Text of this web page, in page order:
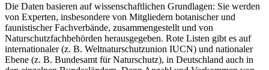
Die Daten basieren auf wissenschaftlichen Grundlagen: Sie werden
von Experten, insbesondere von Mitgliedern botanischer und
faunistischer Fachverbände, zusammengestellt und von
Naturschutzfachbehörden herausgegeben. Rote Listen gibt es auf
internationaler (z. B. Weltnaturschutzunion IUCN) und nationaler
Ebene (z. B. Bundesamt für Naturschutz), in Deutschland auch in